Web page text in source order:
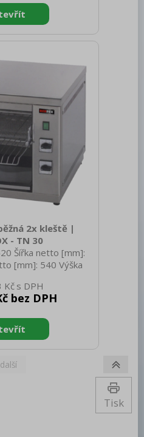
zařízení
Stolní Materiál:
[kW]: 3.000
6x kleště, 2x rošt
prvků: IPX4
2x kleště |
- TN 30
Šířka netto [mm]:
[mm]: 540 Výška
[mm]: 515 Hloubka
Výška brutto [mm]:
zařízení
Stolní Materiál:
[kW]: 3.200
1N - 50 Hz Materiál
Kč
bez DPH
Tisk